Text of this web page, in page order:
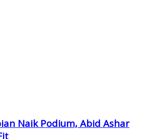
Naik Podium, Abid Ashar